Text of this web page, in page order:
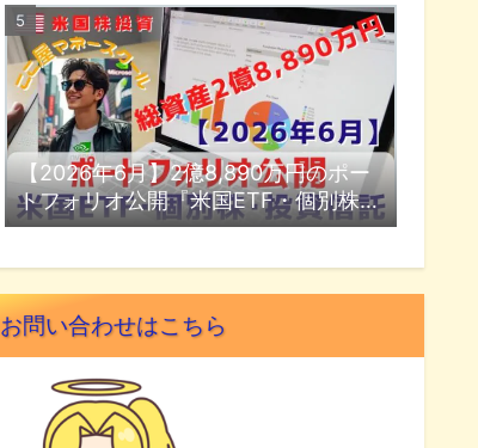
【2026年6月】2億8,890万円のポー
トフォリオ公開『米国ETF・個別株・
投資信託』
お問い合わせはこちら